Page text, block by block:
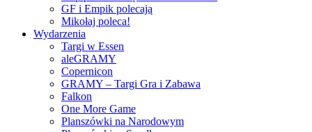
GF i Empik polecają
Mikołaj poleca!
Wydarzenia
Targi w Essen
aleGRAMY
Copernicon
GRAMY – Targi Gra i Zabawa
Falkon
One More Game
Planszówki na Narodowym